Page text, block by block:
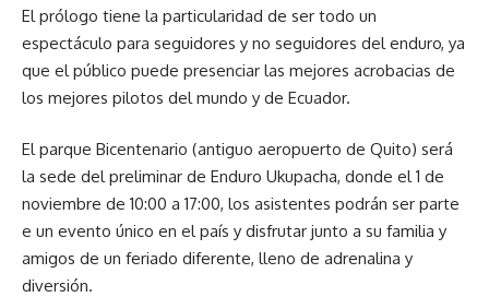
El prólogo tiene la particularidad de ser todo un
espectáculo para seguidores y no seguidores del enduro, ya
que el público puede presenciar las mejores acrobacias de
los mejores pilotos del mundo y de Ecuador.
El parque Bicentenario (antiguo aeropuerto de Quito) será
la sede del preliminar de Enduro Ukupacha, donde el 1 de
noviembre de 10:00 a 17:00, los asistentes podrán ser parte
e un evento único en el país y disfrutar junto a su familia y
amigos de un feriado diferente, lleno de adrenalina y
diversión.